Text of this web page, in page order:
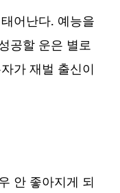
어난다. 예능을
공할 운은 별로
가 재벌 출신이
안 좋아지게 되